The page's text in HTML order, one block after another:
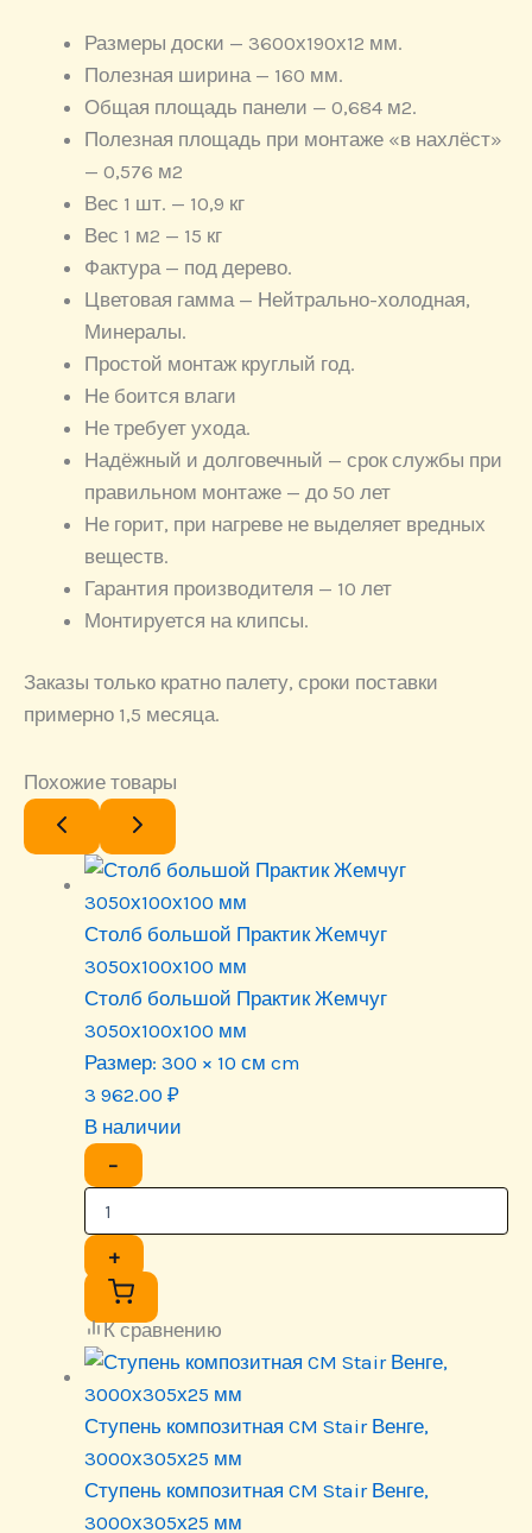
Размеры доски — 3600х190х12 мм.
Полезная ширина — 160 мм.
Общая площадь панели — 0,684 м2.
Полезная площадь при монтаже «в нахлёст»
— 0,576 м2
Вес 1 шт. — 10,9 кг
Вес 1 м2 — 15 кг
Фактура — под дерево.
Цветовая гамма — Нейтрально-холодная,
Минералы.
Простой монтаж круглый год.
Не боится влаги
Не требует ухода.
Надёжный и долговечный — срок службы при
правильном монтаже — до 50 лет
Не горит, при нагреве не выделяет вредных
веществ.
Гарантия производителя — 10 лет
Монтируется на клипсы.
Заказы только кратно палету, сроки поставки
примерно 1,5 месяца.
Похожие товары
Столб большой Практик Жемчуг
3050х100х100 мм
Столб большой Практик Жемчуг
3050х100х100 мм
Размер: 300 × 10 см cm
3 962.00 ₽
В наличии
−
+
К сравнению
Ступень композитная CM Stair Венге,
3000х305х25 мм
Ступень композитная CM Stair Венге,
3000х305х25 мм